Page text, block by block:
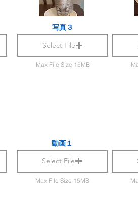
動画１
Select File
Max File Size 15MB
写真３
Select File
Max File Size 15MB